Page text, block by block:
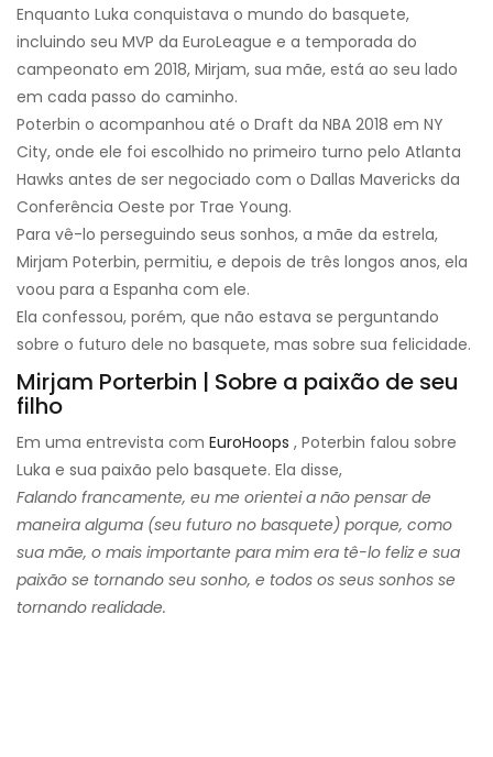
Enquanto Luka conquistava o mundo do basquete,
incluindo seu MVP da EuroLeague e a temporada do
campeonato em 2018, Mirjam, sua mãe, está ao seu lado
em cada passo do caminho.
Poterbin o acompanhou até o Draft da NBA 2018 em NY
City, onde ele foi escolhido no primeiro turno pelo Atlanta
Hawks antes de ser negociado com o Dallas Mavericks da
Conferência Oeste por Trae Young.
Para vê-lo perseguindo seus sonhos, a mãe da estrela,
Mirjam Poterbin, permitiu, e depois de três longos anos, ela
voou para a Espanha com ele.
Ela confessou, porém, que não estava se perguntando
sobre o futuro dele no basquete, mas sobre sua felicidade.
Mirjam Porterbin | Sobre a paixão de seu
filho
Em uma entrevista com EuroHoops , Poterbin falou sobre
Luka e sua paixão pelo basquete. Ela disse,
Falando francamente, eu me orientei a não pensar de
maneira alguma (seu futuro no basquete) porque, como
sua mãe, o mais importante para mim era tê-lo feliz e sua
paixão se tornando seu sonho, e todos os seus sonhos se
tornando realidade.